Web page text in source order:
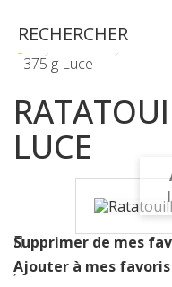
Epicerie
375 g Luce
LUCE
Supprimer de mes
Ajouter à mes favoris